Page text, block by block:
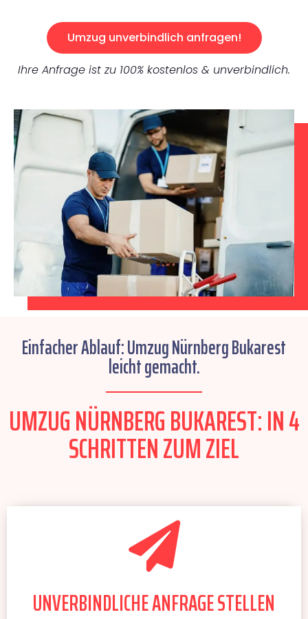
Umzug unverbindlich anfragen!
Ihre Anfrage ist zu 100% kostenlos & unverbindlich.
Einfacher Ablauf: Umzug Nürnberg Bukarest
leicht gemacht.
UMZUG NÜRNBERG BUKAREST: IN 4
SCHRITTEN ZUM ZIEL
UNVERBINDLICHE ANFRAGE STELLEN